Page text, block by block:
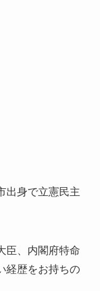
出身で立憲民主
臣、内閣府特命
経歴をお持ちの